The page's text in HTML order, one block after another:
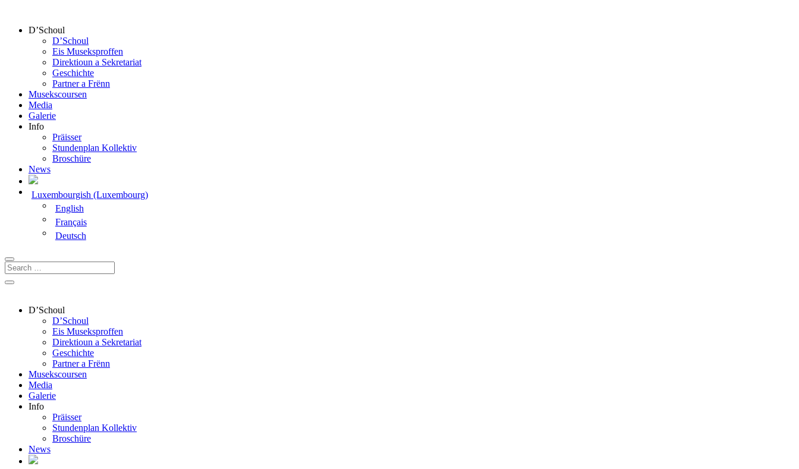
D’Schoul
D’Schoul
Eis Museksproffen
Direktioun a Sekretariat
Geschichte
Partner a Frënn
Musekscoursen
Media
Galerie
Info
Präisser
Stundenplan Kollektiv
Broschüre
News
Luxembourgish (Luxembourg)
English
Français
Deutsch
D’Schoul
D’Schoul
Eis Museksproffen
Direktioun a Sekretariat
Geschichte
Partner a Frënn
Musekscoursen
Media
Galerie
Info
Präisser
Stundenplan Kollektiv
Broschüre
News